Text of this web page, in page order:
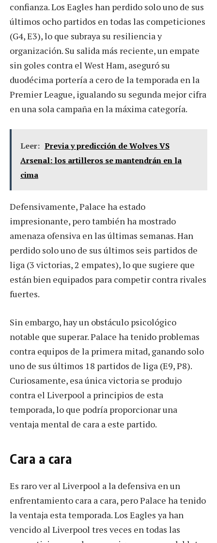
confianza. Los Eagles han perdido solo uno de sus
últimos ocho partidos en todas las competiciones
(G4, E3), lo que subraya su resiliencia y
organización. Su salida más reciente, un empate
sin goles contra el West Ham, aseguró su
duodécima portería a cero de la temporada en la
Premier League, igualando su segunda mejor cifra
en una sola campaña en la máxima categoría.
Leer: Previa y predicción de Wolves VS
Arsenal: los artilleros se mantendrán en la
cima
Defensivamente, Palace ha estado
impresionante, pero también ha mostrado
amenaza ofensiva en las últimas semanas. Han
perdido solo uno de sus últimos seis partidos de
liga (3 victorias, 2 empates), lo que sugiere que
están bien equipados para competir contra rivales
fuertes.
Sin embargo, hay un obstáculo psicológico
notable que superar. Palace ha tenido problemas
contra equipos de la primera mitad, ganando solo
uno de sus últimos 18 partidos de liga (E9, P8).
Curiosamente, esa única victoria se produjo
contra el Liverpool a principios de esta
temporada, lo que podría proporcionar una
ventaja mental de cara a este partido.
Cara a cara
Es raro ver al Liverpool a la defensiva en un
enfrentamiento cara a cara, pero Palace ha tenido
la ventaja esta temporada. Los Eagles ya han
vencido al Liverpool tres veces en todas las